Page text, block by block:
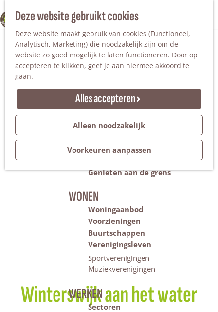
Deze website gebruikt cookies
Deze website maakt gebruik van cookies (Functioneel,
Analytisch, Marketing) die noodzakelijk zijn om de
website zo goed mogelijk te laten functioneren. Door op
accepteren te klikken, geef je aan hiermee akkoord te
gaan.
Alles accepteren
Alleen noodzakelijk
Voorkeuren aanpassen
100% WINTERSWIJK
Z
o
e
k
e
n
M
e
n
u
Natuurgebieden
Steengroeve
Tuinen en parken
Recreatieplas Het Hilgelo
Overnachten
Campings & vakantieparken
Vakantiehuizen
Groepsaccommodaties
Hotels
Evenementen
Restantendag
Volksfeest & Bloemencorso
Promotie evenementen
Genieten aan de grens
WONEN
Woningaanbod
Voorzieningen
Buurtschappen
Verenigingsleven
Sportverenigingen
Muziekverenigingen
WERKEN
Sectoren
Winterswijk aan het water